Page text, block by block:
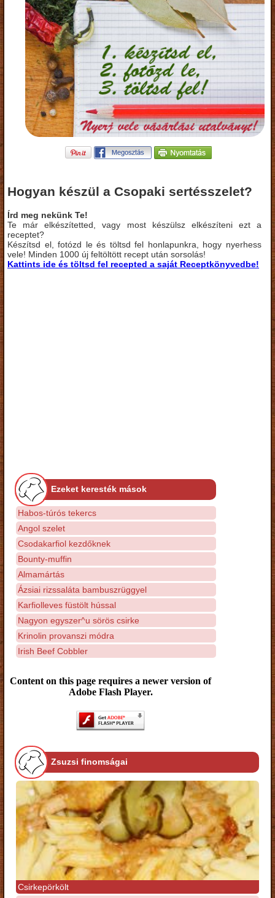
Hogyan készül a Csopaki sertésszelet?
Írd meg nekünk Te!
Te már elkészítetted, vagy most készülsz elkészíteni ezt a
receptet?
Készítsd el, fotózd le és töltsd fel honlapunkra, hogy nyerhess
vele! Minden 1000 új feltöltött recept után sorsolás!
Kattints ide és töltsd fel recepted a saját Receptkönyvedbe!
Ezeket keresték mások
Habos-túrós tekercs
Angol szelet
Csodakarfiol kezdőknek
Bounty-muffin
Almamártás
Ázsiai rizssaláta bambuszrüggyel
Karfiolleves füstölt hússal
Nagyon egyszer^u sörös csirke
Krinolin provanszi módra
Irish Beef Cobbler
Content on this page requires a newer version of
Adobe Flash Player.
Zsuzsi finomságai
Csirkepörkölt